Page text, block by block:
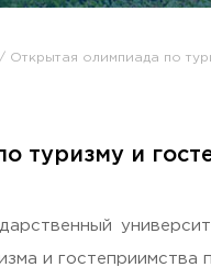
(перевода)
иностранных
Открытая олимпиада по
туризму и
и гостеприимства